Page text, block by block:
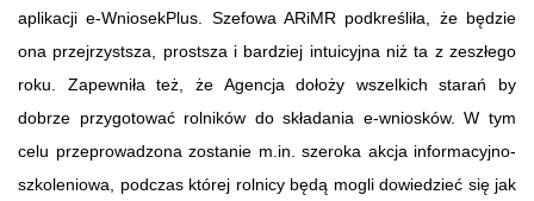
aplikacji e-WniosekPlus. Szefowa ARiMR podkreśliła, że będzie
ona przejrzystsza, prostsza i bardziej intuicyjna niż ta z zeszłego
roku. Zapewniła też, że Agencja dołoży wszelkich starań by
dobrze przygotować rolników do składania e-wniosków. W tym
celu przeprowadzona zostanie m.in. szeroka akcja informacyjno-
szkoleniowa, podczas której rolnicy będą mogli dowiedzieć się jak